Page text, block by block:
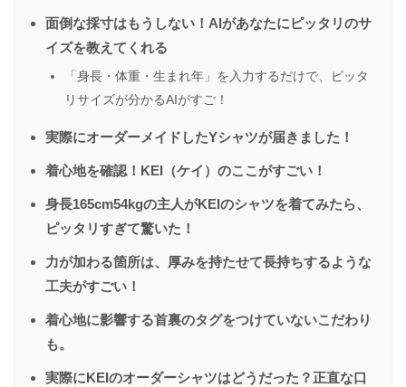
面倒な採寸はもうしない！AIがあなたにピッタリのサ
イズを教えてくれる
「身長・体重・生まれ年」を入力するだけで、ピッタ
リサイズが分かるAIがすご！
実際にオーダーメイドしたYシャツが届きました！
着心地を確認！KEI（ケイ）のここがすごい！
身長165cm54kgの主人がKEIのシャツを着てみたら、
ピッタリすぎて驚いた！
力が加わる箇所は、厚みを持たせて長持ちするような
工夫がすごい！
着心地に影響する首裏のタグをつけていないこだわり
も。
実際にKEIのオーダーシャツはどうだった？正直な口